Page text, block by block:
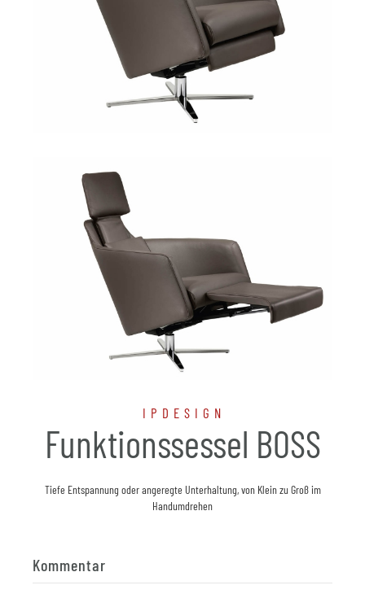
IPDESIGN
Funktionssessel BOSS
Tiefe Entspannung oder angeregte Unterhaltung, von Klein zu Groß im
Handumdrehen
Kommentar